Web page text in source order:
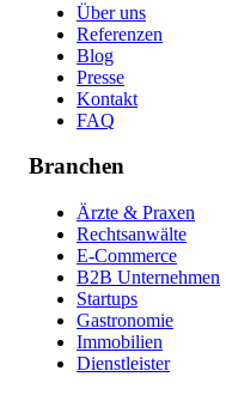
Über uns
Referenzen
Blog
Presse
Kontakt
FAQ
Branchen
Ärzte & Praxen
Rechtsanwälte
E-Commerce
B2B Unternehmen
Startups
Gastronomie
Immobilien
Dienstleister